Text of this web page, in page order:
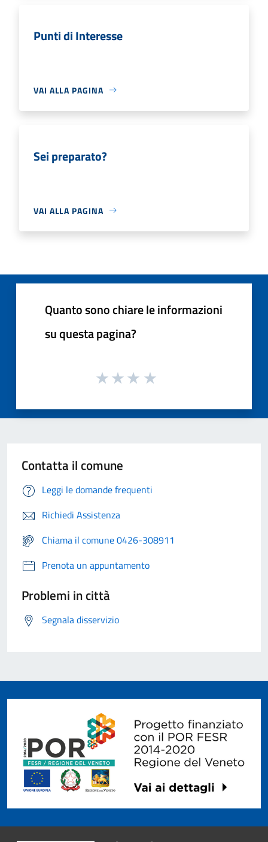
Punti di Interesse
VAI ALLA PAGINA
Sei preparato?
VAI ALLA PAGINA
Quanto sono chiare le informazioni
su questa pagina?
Contatta il comune
Leggi le domande frequenti
Richiedi Assistenza
Chiama il comune 0426-308911
Prenota un appuntamento
Problemi in città
Segnala disservizio